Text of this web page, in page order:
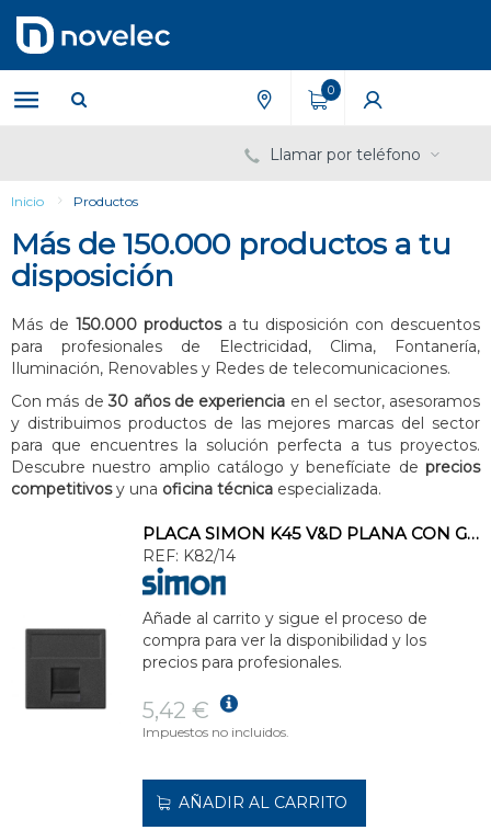
contenido
menú
de
navegación
0
Llamar por teléfono
Inicio Productos
Más de 150.000 productos a tu
disposición
Más de 150.000 productosa tu disposición con descuentos
para profesionales de Electricidad, Clima, Fontanería,
Iluminación, Renovables y Redes de telecomunicaciones.
Con más de30 años de experiencia en el sector, asesoramos
y distribuimos productos de las mejores marcas del sector
para que encuentres la solución perfecta a tus proyectos.
Descubre nuestro amplio catálogo y benefíciate de precios
competitivosy una oficina técnica especializada.
PLACA SIMON K45 V&D PLANA CON GUARDAPOLVO PARA 1 CONECTOR KRONE GRIS GRAFITO
REF: K82/14
Añade al carrito y sigue el proceso de
compra para ver la disponibilidad y los
precios para profesionales.
5,42 €
Impuestos no incluidos.
AÑADIR AL CARRITO